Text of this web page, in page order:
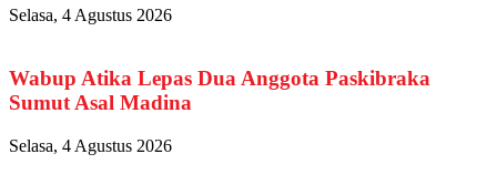
Selasa, 4 Agustus 2026
Wabup Atika Lepas Dua Anggota Paskibraka
Sumut Asal Madina
Selasa, 4 Agustus 2026